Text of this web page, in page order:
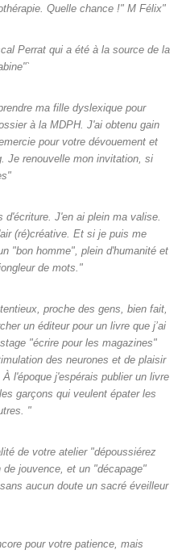
Quelle chance !" M Félix"
Perrat qui a été à la source de la
ma fille dyslexique pour
à la MDPH. J'ai obtenu gain
pour votre dévouement et
Je renouvelle mon invitation, si
J'en ai plein ma valise.
(ré)créative. Et si je puis me
"bon homme", plein d'humanité et
de mots."
proche des gens, bien fait,
un éditeur pour un livre que j’ai
"écrire pour les magazines"
des neurones et de plaisir
l'époque j'espérais publier un livre
garçons qui veulent épater les
"
de votre atelier "dépoussiérez
jouvence, et un "décapage"
aucun doute un sacré éveilleur
pour votre patience, mais